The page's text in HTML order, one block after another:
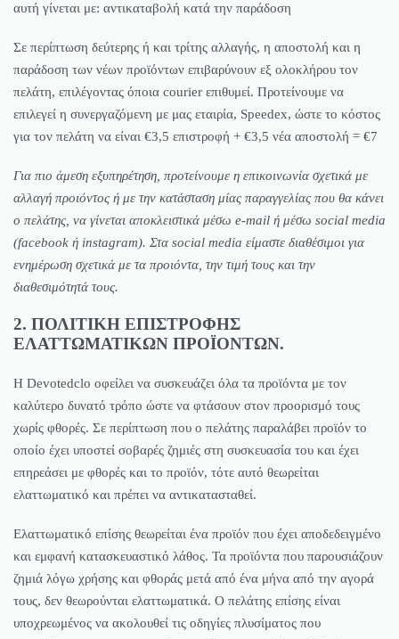
αυτή γίνεται με: αντικαταβολή κατά την παράδοση
Σε περίπτωση δεύτερης ή και τρίτης αλλαγής, η αποστολή και η
παράδοση των νέων προϊόντων επιβαρύνουν εξ ολοκλήρου τον
πελάτη, επιλέγοντας όποια courier επιθυμεί. Προτείνουμε να
επιλεγεί η συνεργαζόμενη με μας εταιρία, Speedex, ώστε το κόστος
για τον πελάτη να είναι €3,5 επιστροφή + €3,5 νέα αποστολή = €7
Για πιο άμεση εξυπηρέτηση, προτείνουμε η επικοινωνία σχετικά με
αλλαγή προιόντος ή με την κατάσταση μίας παραγγελίας που θα κάνει
ο πελάτης, να γίνεται αποκλειστικά μέσω e-mail ή μέσω social media
(facebook ή instagram). Στα social media είμαστε διαθέσιμοι για
ενημέρωση σχετικά με τα προιόντα, την τιμή τους και την
διαθεσιμότητά τους.
2. ΠΟΛΙΤΙΚΗ ΕΠΙΣΤΡΟΦΗΣ
ΕΛΑΤΤΩΜΑΤΙΚΩΝ ΠΡΟΪΟΝΤΩΝ.
Η Devotedclo οφείλει να συσκευάζει όλα τα προϊόντα με τον
καλύτερο δυνατό τρόπο ώστε να φτάσουν στον προορισμό τους
χωρίς φθορές. Σε περίπτωση που ο πελάτης παραλάβει προϊόν το
οποίο έχει υποστεί σοβαρές ζημιές στη συσκευασία του και έχει
επηρεάσει με φθορές και το προϊόν, τότε αυτό θεωρείται
ελαττωματικό και πρέπει να αντικατασταθεί.
Ελαττωματικό επίσης θεωρείται ένα προϊόν που έχει αποδεδειγμένο
και εμφανή κατασκευαστικό λάθος. Τα προϊόντα που παρουσιάζουν
ζημιά λόγω χρήσης και φθοράς μετά από ένα μήνα από την αγορά
τους, δεν θεωρούνται ελαττωματικά. Ο πελάτης επίσης είναι
υποχρεωμένος να ακολουθεί τις οδηγίες πλυσίματος που